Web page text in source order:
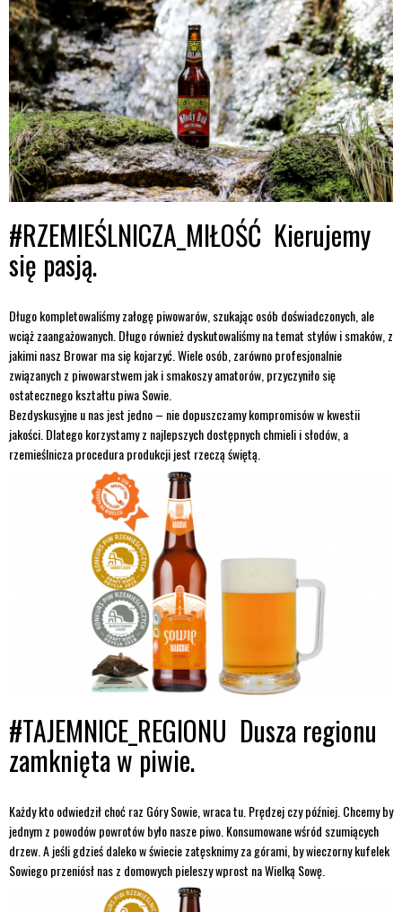
#RZEMIEŚLNICZA_MIŁOŚĆ Kierujemy
się pasją.
Długo kompletowaliśmy załogę piwowarów, szukając osób doświadczonych, ale
wciąż zaangażowanych. Długo również dyskutowaliśmy na temat stylów i smaków, z
jakimi nasz Browar ma się kojarzyć. Wiele osób, zarówno profesjonalnie
związanych z piwowarstwem jak i smakoszy amatorów, przyczyniło się
ostatecznego kształtu piwa Sowie.
Bezdyskusyjne u nas jest jedno – nie dopuszczamy kompromisów w kwestii
jakości. Dlatego korzystamy z najlepszych dostępnych chmieli i słodów, a
rzemieślnicza procedura produkcji jest rzeczą świętą.
#TAJEMNICE_REGIONU Dusza regionu
zamknięta w piwie.
Każdy kto odwiedził choć raz Góry Sowie, wraca tu. Prędzej czy później. Chcemy by
jednym z powodów powrotów było nasze piwo. Konsumowane wśród szumiących
drzew. A jeśli gdzieś daleko w świecie zatęsknimy za górami, by wieczorny kufelek
Sowiego przeniósł nas z domowych pieleszy wprost na Wielką Sowę.